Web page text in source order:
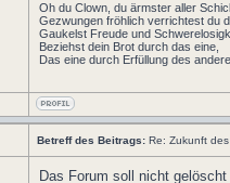
Oh du Clown, du ärmster aller
Gezwungen fröhlich verrichtest du
Gaukelst Freude und
Beziehst dein Brot durch das eine,
Das eine durch Erfüllung des
Betreff des Beitrags: Re: Zukunft
Das Forum soll nicht